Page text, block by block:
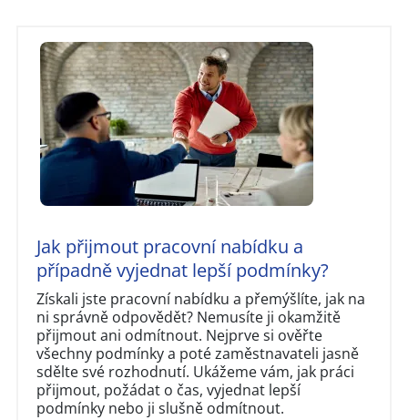
Jak přijmout pracovní nabídku a
případně vyjednat lepší podmínky?
Získali jste pracovní nabídku a přemýšlíte, jak na
ni správně odpovědět? Nemusíte ji okamžitě
přijmout ani odmítnout. Nejprve si ověřte
všechny podmínky a poté zaměstnavateli jasně
sdělte své rozhodnutí. Ukážeme vám, jak práci
přijmout, požádat o čas, vyjednat lepší
podmínky nebo ji slušně odmítnout.